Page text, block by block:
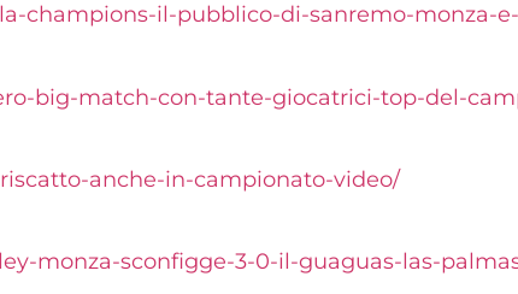
champions-il-pubblico-di-sanremo-monza-
big-match-con-tante-giocatrici-top-del-
anche-in-campionato-video/
monza-sconfigge-3-0-il-guaguas-las-